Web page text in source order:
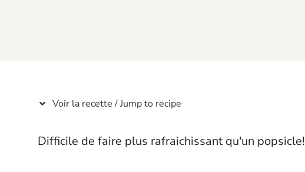
Voir la recette / Jump to recipe
Difficile de faire plus rafraichissant qu'un popsicle!